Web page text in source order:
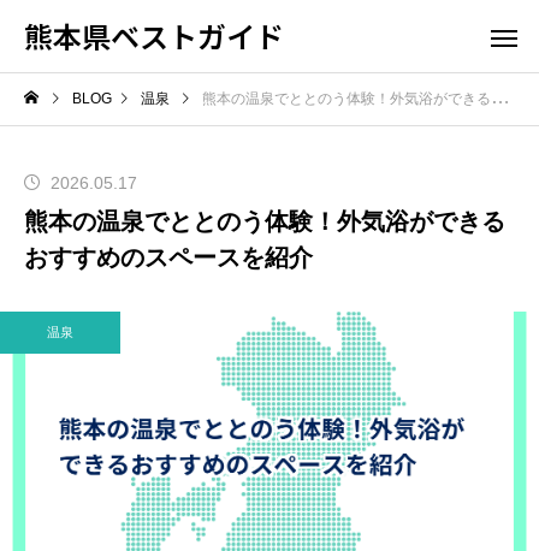
熊本県ベストガイド
BLOG 温泉 熊本の温泉でととのう体験！外気浴ができるおすすめのスペースを紹介
2026.05.17
熊本の温泉でととのう体験！外気浴ができる
おすすめのスペースを紹介
温泉